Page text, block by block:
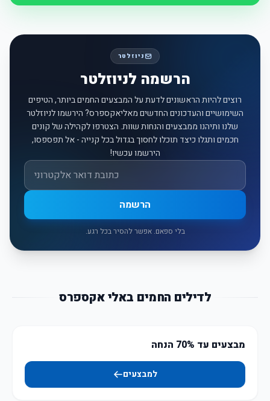
ניוזלטר
הרשמה לניוזלטר
רוצים להיות הראשונים לדעת על המבצעים החמים ביותר, הטיפים
השימושיים והעדכונים החדשים מאליאקספרס? הירשמו לניוזלטר
שלנו ותיהנו ממבצעים והנחות שוות. הצטרפו לקהילה של קונים
חכמים ותגלו כיצד תוכלו לחסוך בגדול בכל קנייה - אל תפספסו,
הירשמו עכשיו!
אימייל
הרשמה
בלי ספאם. אפשר להסיר בכל רגע.
לדילים החמים באלי אקספרס
מבצעים עד 70% הנחה
למבצעים